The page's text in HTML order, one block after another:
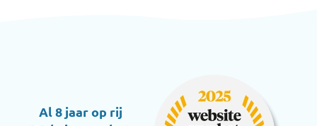
Al 8 jaar op rij